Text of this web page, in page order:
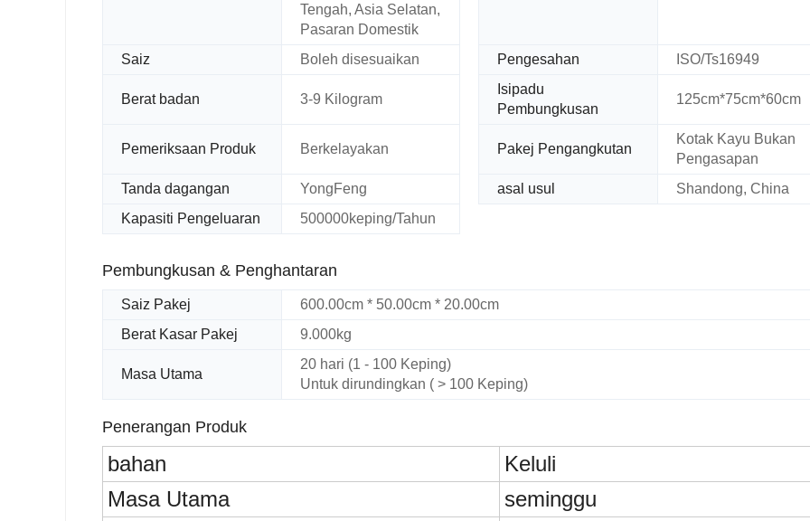
Tengah, Asia Selatan,
Pasaran Domestik
Saiz Boleh disesuaikan Pengesahan ISO/Ts16949
Berat badan 3-9 Kilogram
Isipadu
Pembungkusan
125cm*75cm*60cm
Pemeriksaan Produk Berkelayakan Pakej Pengangkutan
Kotak Kayu Bukan
Pengasapan
Tanda dagangan
YongFeng asal usul
Shandong, China
Kapasiti Pengeluaran
500000keping/Tahun
Pembungkusan & Penghantaran
Saiz Pakej
600.00cm * 50.00cm * 20.00cm
Berat Kasar Pakej
9.000kg
Masa Utama
20 hari (1 - 100 Keping)
Untuk dirundingkan ( > 100 Keping)
Penerangan Produk
bahan
Keluli
Masa Utama
seminggu